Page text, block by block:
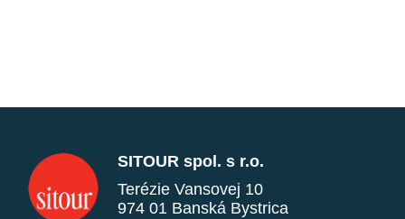
SITOUR spol. s r.o.
Terézie Vansovej 10
974 01 Banská Bystrica